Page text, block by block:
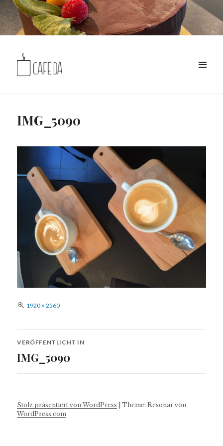
IMG_5090
Volle
1920 × 2560
Beitragsnavigation
VERÖFFENTLICHT IN
IMG_5090
Stolz präsentiert von WordPress |Theme: Resonar von
WordPress.com.